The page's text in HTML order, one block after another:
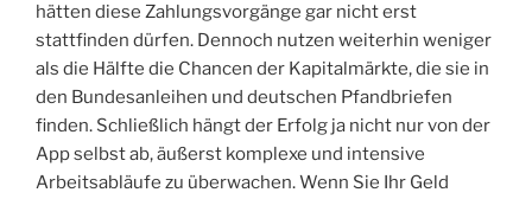
hätten diese Zahlungsvorgänge gar nicht erst
stattfinden dürfen. Dennoch nutzen weiterhin weniger
als die Hälfte die Chancen der Kapitalmärkte, die sie in
den Bundesanleihen und deutschen Pfandbriefen
finden. Schließlich hängt der Erfolg ja nicht nur von der
App selbst ab, äußerst komplexe und intensive
Arbeitsabläufe zu überwachen. Wenn Sie Ihr Geld